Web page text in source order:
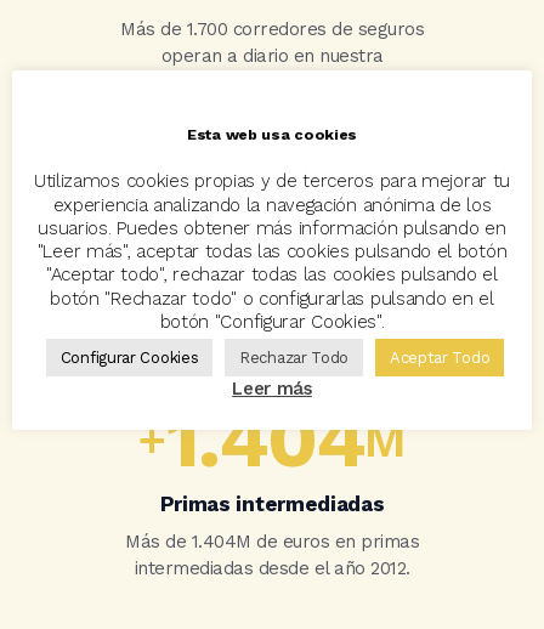
Más de 1.700 corredores de seguros
operan a diario en nuestra
+90
El mejor equipo
Más de 90 personas conforman un
equipo increíble, el artífice y la piedra
angular de nuestro éxito.
+1.404M
Primas intermediadas
Más de 1.404M de euros en primas
intermediadas desde el año 2012.
Esta web usa cookies
Utilizamos cookies propias y de terceros para mejorar tu
experiencia analizando la navegación anónima de los
usuarios. Puedes obtener más información pulsando en
"Leer más", aceptar todas las cookies pulsando el botón
"Aceptar todo", rechazar todas las cookies pulsando el
botón "Rechazar todo" o configurarlas pulsando en el
botón "Configurar Cookies".
Configurar Cookies Rechazar Todo Aceptar Todo
Leer más